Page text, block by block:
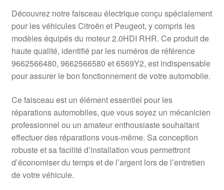
Livraison internationale
Mon compte
Paiements
Plainte
Politique de confidentialité
Procédure de Réclamation
Découvrez notre faisceau électrique conçu spécialement
pour les véhicules Citroën et Peugeot, y compris les
modèles équipés du moteur 2.0HDI RHR. Ce produit de
haute qualité, identifié par les numéros de référence
9662566480, 9662566580 et 6569Y2, est indispensable
pour assurer le bon fonctionnement de votre automobile.
Ce faisceau est un élément essentiel pour les
réparations automobiles, que vous soyez un mécanicien
professionnel ou un amateur enthousiaste souhaitant
effectuer des réparations vous-même. Sa conception
robuste et sa facilité d’installation vous permettront
d’économiser du temps et de l’argent lors de l’entretien
de votre véhicule.